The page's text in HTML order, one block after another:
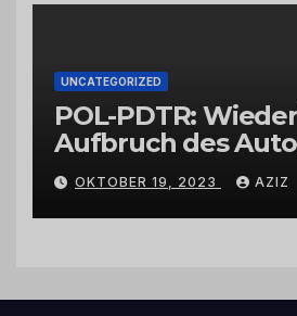
UNCATEGORIZED
POL-PDTR:
Aufbruch des
Hermeskeil am
OKTOBER 19, 2023 AZIZ